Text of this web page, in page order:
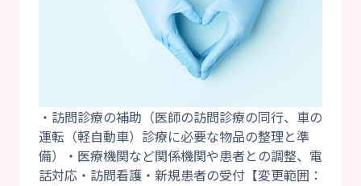
・訪問診療の補助（医師の訪問診療の同行、車の
運転（軽自動車）診療に必要な物品の整理と準
備）・医療機関など関係機関や患者との調整、電
話対応・訪問看護・新規患者の受付【変更範囲：